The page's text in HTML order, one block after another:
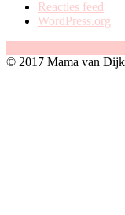
Reacties feed
WordPress.org
© 2017 Mama van